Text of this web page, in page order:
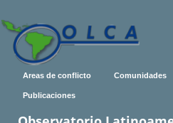
Areas de conflicto Comunidades
Publicaciones